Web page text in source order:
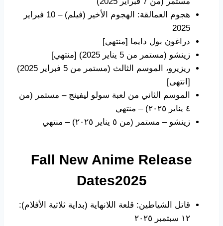
هجوم العمالقة: الهجوم الأخير (فيلم) – 10 فبراير
2025
دراغون بول دايما [منتهي]
زينشو (مستمر من 5 يناير 2025) [منتهي]
ريزيرو، الموسم الثالث (مستمر من 5 فبراير 2025)
[انتهى]
الموسم الثاني من لعبة سولو ليفينج – مستمر (من
٤ يناير ٢٠٢٥) – منتهي
زينشو – مستمر (من ٥ يناير ٢٠٢٥) – منتهي
Fall New Anime Release
Dates2025
قاتل الشياطين: قلعة اللانهاية (بداية ثلاثية الأفلام):
١٢ سبتمبر ٢٠٢٥